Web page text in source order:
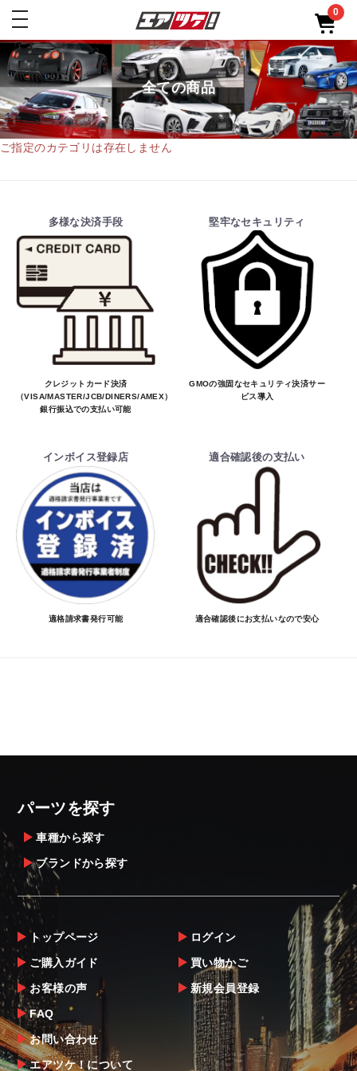
toggle
0
全ての商品
ご指定のカテゴリは存在しません
多様な決済手段
クレジットカード決済
（VISA/MASTER/JCB/DINERS/AMEX）、
銀行振込での支払い可能
堅牢なセキュリティ
GMOの強固なセキュリティ決済サー
ビス導入
インボイス登録店
適格請求書発行可能
適合確認後の支払い
適合確認後にお支払いなので安心
パーツを探す
車種から探す
ブランドから探す
トップページ
ご購入ガイド
お客様の声
FAQ
お問い合わせ
エアツケ！について
ログイン
買い物かご
新規会員登録